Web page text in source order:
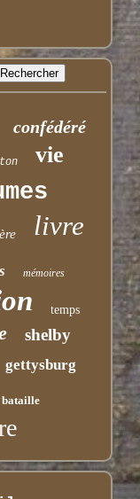
confédéré
vie
livre
mémoires
temps
shelby
gettysburg
bataille